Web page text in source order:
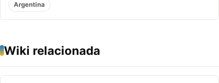
Argentina
Wiki relacionada